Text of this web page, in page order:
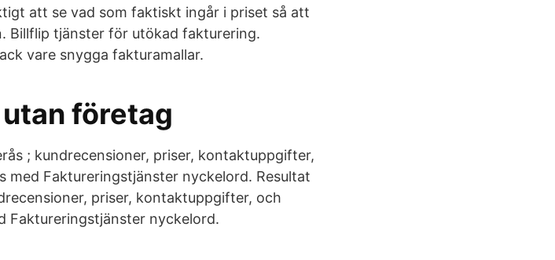
att se vad som faktiskt ingår i priset så att
Billflip tjänster för utökad fakturering.
vare snygga fakturamallar.
företag
; kundrecensioner, priser, kontaktuppgifter,
Faktureringstjänster nyckelord. Resultat
priser, kontaktuppgifter, och
Faktureringstjänster nyckelord.